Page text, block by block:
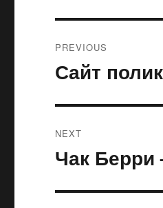
navigation
PREVIOUS
Previous
Сайт
NEXT
Next
Чак Берри